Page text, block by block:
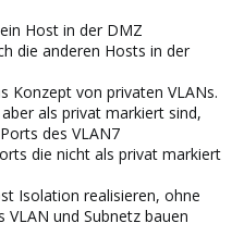
Host in der DMZ
die anderen Hosts in der
Konzept von privaten VLANs.
als privat markiert sind,
des VLAN7
die nicht als privat markiert
Isolation realisieren, ohne
und Subnetz bauen